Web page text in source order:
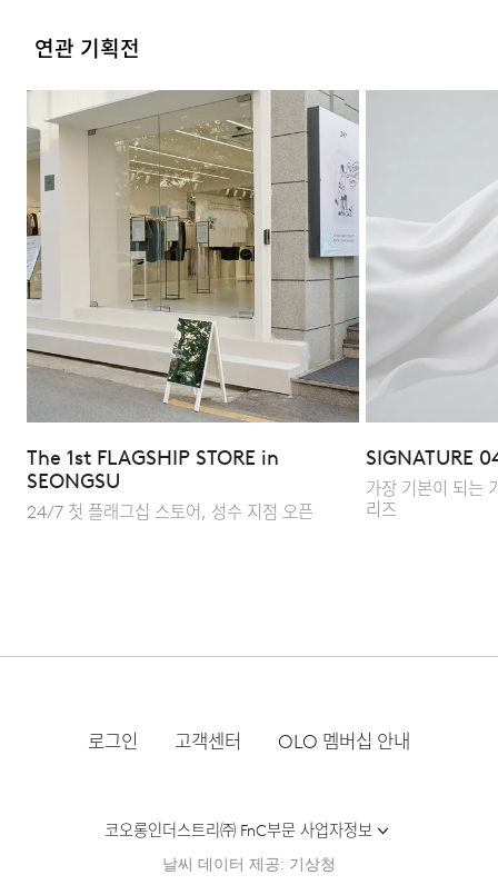
FAQ
Q : 착용감이 불편하지 않나요?
A : 부드러운 터치감의 데님 소재에 신축성을 가미하여 일상
속 활동성을 높였습니다. 데님 특유의 스타일은
유지하면서도 신체에 가해지는 압박감을 줄여 장시간
착용에도 편안합니다.
Q : 어떤 식으로 스타일링하는 것이 좋을까요?
A : 가장 범용적인 세미 와이드 핏으로 티셔츠와 점퍼를
활용한 캐주얼 룩은 물론, 셔츠나 자켓과 매치한 클래식한
무드까지 조화로운 연출이 가능합니다.
연관 기획전
The 1st FLAGSHIP STORE in
SEONGSU
24/7 첫 플래그십 스토어, 성수 지점 오픈
SIGNATURE
가장 기본이 되는
리즈
로그인 고객센터 OLO 멤버십 안내
코오롱인더스트리㈜ FnC부문 사업자정보
날씨 데이터 제공: 기상청